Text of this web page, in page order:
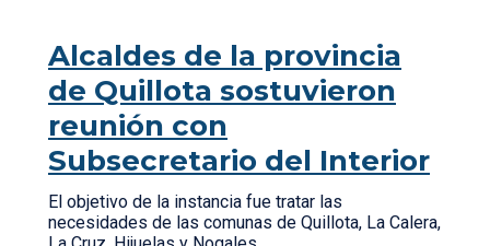
Alcaldes de la provincia
de Quillota sostuvieron
reunión con
Subsecretario del Interior
El objetivo de la instancia fue tratar las
necesidades de las comunas de Quillota, La Calera,